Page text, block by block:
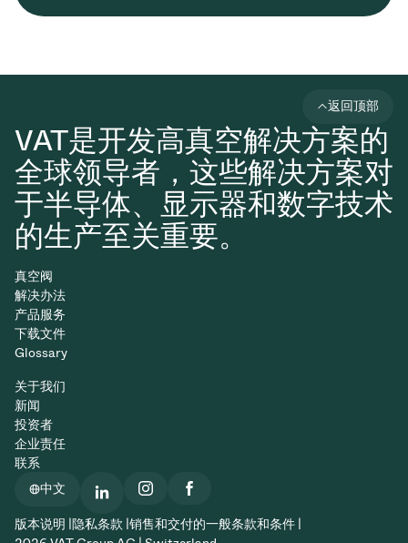
VAT是开发高真空解决方案的
全球领导者，这些解决方案对
于半导体、显示器和数字技术
的生产至关重要。
返回顶部
真空阀
解决办法
产品服务
下载文件
Glossary
关于我们
新闻
投资者
企业责任
联系
中文
版本说明 | 隐私条款 | 销售和交付的一般条款和条件 |